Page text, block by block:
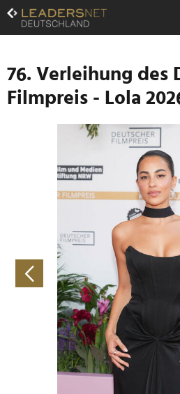
Zum
Inhalt
Zur
Navigation
Zur
Hauptnavigation
76. Verleihung des
Filmpreis - Lola